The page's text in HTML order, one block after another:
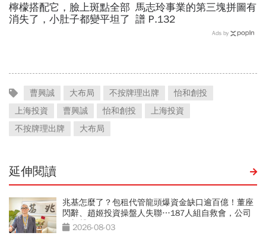
檸檬搭配它，臉上斑點全部
消失了，小肚子都變平坦了
馬志玲事業的第三塊拼圖有
譜 P.132
Ads by
曹興誠 大布局 不按牌理出牌
怡和創投
上海投資
曹興誠 怡和創投
上海投資
不按牌理出牌
大布局
延伸閱讀
兆基怎麼了？包租代管龍頭爆資金缺口逾百億！董座
閃辭、趙姬投資操盤人失聯…187人組自救會，公司
最新聲明
2026-08-03